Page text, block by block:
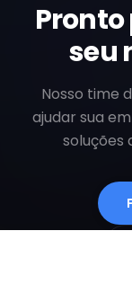
seu
Nosso time
ajudar sua
soluções